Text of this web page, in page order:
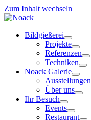
Zum Inhalt wechseln
Bildgießerei
Projekte
Referenzen
Techniken
Noack Galerie
Ausstellungen
Über uns
Ihr Besuch
Events
Restaurant